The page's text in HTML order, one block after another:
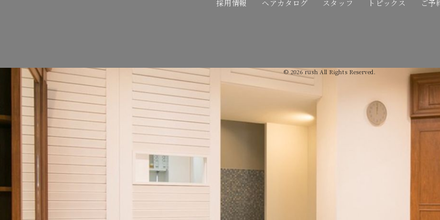
採用情報 ヘアカタログ スタッフ トピックス ご予
© 2026 rush All Rights Reserved.